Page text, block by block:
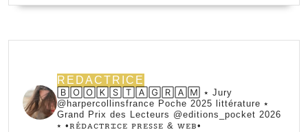
REDACTRICE
🄱🄾🄾🄺🅂🅃🄰🄶🅁🄰🄼 ⭑ Jury
@harpercollinsfrance Poche 2025 littérature ⭑
Grand Prix des Lecteurs @editions_pocket 2026
⭑ •ꭱꭼ́ꭰꭺꮯꭲꭱꮖꮯꭼ ꮲꭱꭼꮪꮪꭼ & ꮃꭼᏼ•